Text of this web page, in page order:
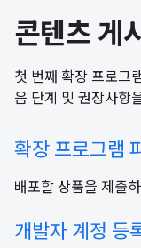
콘텐츠 게
첫 번째 확장 프로그
음 단계 및 권장사항
확장 프로그램
배포할 상품을 제출
개발자 계정 등